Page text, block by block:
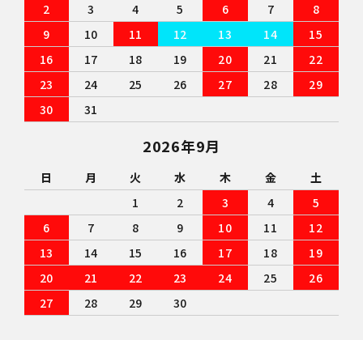
2
3 4 5 6 7
8
9
10 11 12 13 14
15
16
17 18 19 20 21
22
23
24 25 26 27 28
29
30
31
2026年9月
日 月 火 水 木 金
土
1
2 3 4
5
6
7 8 9 10 11
12
13
14 15 16 17 18
19
20
21 22 23 24 25
26
27
28 29 30